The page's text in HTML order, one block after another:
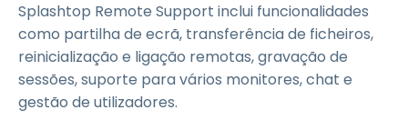
Splashtop Remote Support inclui funcionalidades
como partilha de ecrã, transferência de ficheiros,
reinicialização e ligação remotas, gravação de
sessões, suporte para vários monitores, chat e
gestão de utilizadores.